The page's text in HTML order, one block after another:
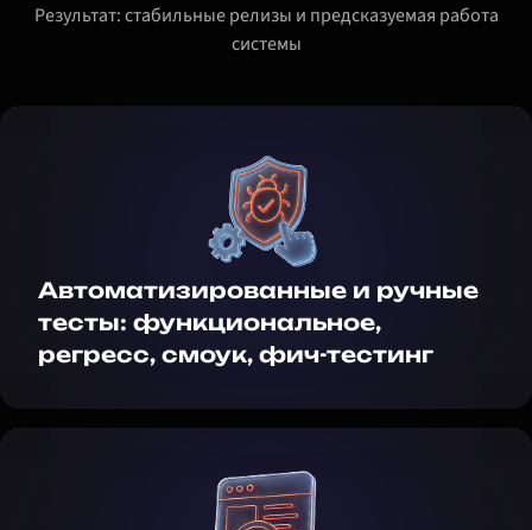
Результат: стабильные релизы и предсказуемая работа
системы
Автоматизированные и ручные
тесты: функциональное,
регресс, смоук, фич-тестинг